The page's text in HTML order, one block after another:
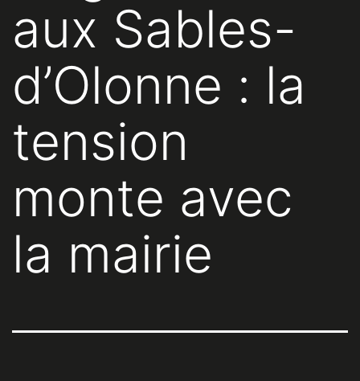
aux Sables-
d’Olonne : la
tension
monte avec
la mairie